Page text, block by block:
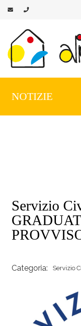
NOTIZIE
Servizio
Categoria: Servizio